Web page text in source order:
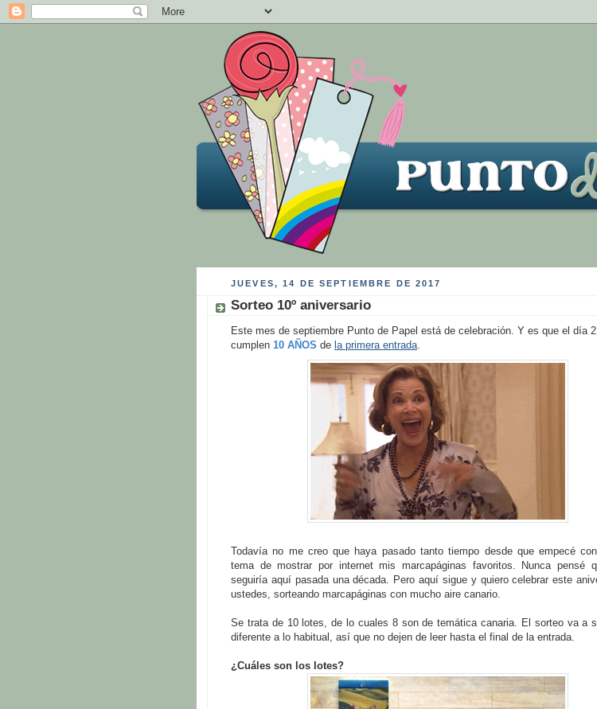
JUEVES, 14 DE SEPTIEMBRE DE 2017
Sorteo 10º aniversario
Este mes de septiembre Punto de Papel está de celebración. Y es que el día
cumplen 10 AÑOS de la primera entrada
Todavía no me creo que haya pasado tanto tiempo desde que empecé
tema de mostrar por internet mis marcapáginas favoritos. Nunca pensé
seguiría aquí pasada una década. Pero aquí sigue y quiero celebrar este
ustedes, sorteando marcapáginas con mucho aire canario.
Se trata de 10 lotes, de lo cuales 8 son de temática canaria. El sorteo va a
diferente a lo habitual, así que no dejen de leer hasta el final de la entrada.
¿Cuáles son los lotes?